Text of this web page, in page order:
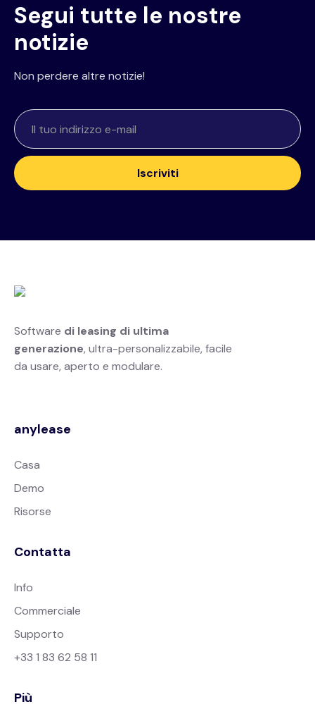
Segui tutte le nostre
notizie
Non perdere altre notizie!
Software di leasing di ultima
generazione, ultra-personalizzabile, facile
da usare, aperto e modulare.
anylease
Casa
Demo
Risorse
Contatta
Info
Commerciale
Supporto
+33 1 83 62 58 11
Più